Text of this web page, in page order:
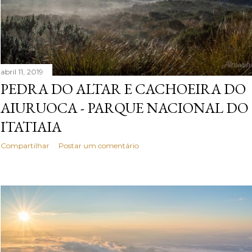
n
s
abril 11, 2019
PEDRA DO ALTAR E CACHOEIRA DO
AIURUOCA - PARQUE NACIONAL DO
ITATIAIA
Compartilhar Postar um comentário